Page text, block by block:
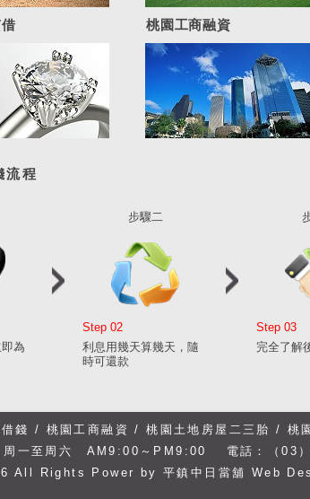
桃園工商融資
流程
為
步驟二
Step 02
利息用幾天算幾天，隨
時可還款
Step 03
完全了解
錢 / 桃園工商融資 /桃園土地房屋二三胎 / 桃
周一至周六 AM9:00～PM9:00 電話：（03
All Rights
Power by平鎮中日當舖 Web